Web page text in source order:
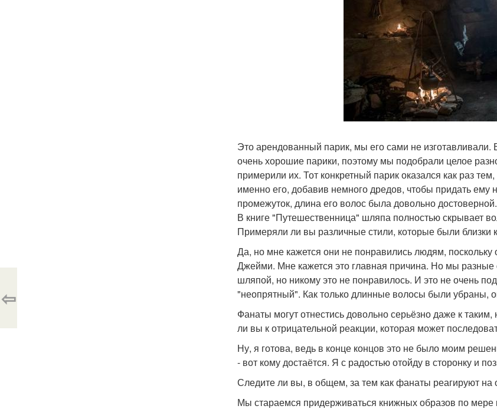
Это арендованный парик, мы его сами не
очень хорошие парики, поэтому мы подобрали целое
примерили их. Тот конкретный парик оказался как раз
именно его, добавив немного дредов, чтобы придать
промежуток, длина его волос была довольно достоверной.
В книге "Путешественница" шляпа полностью скрывает
Примеряли ли вы различные стили, которые были близки
Да, но мне кажется они не понравились людям,
Джейми. Мне кажется это главная причина. Но мы
шляпой, но никому это не понравилось. И это не очень
"неопрятный". Как только длинные волосы были убраны,
Фанаты могут отнестись довольно серьёзно даже к
ли вы к отрицательной реакции, которая может
Ну, я готова, ведь в конце концов это не было моим
- вот кому достаётся. Я с радостью отойду в сторонку и
Следите ли вы, в общем, за тем как фанаты реагируют на
Мы стараемся придерживаться книжных образов по мере
⇦